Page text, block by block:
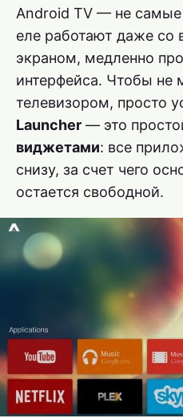
Android TV — не
еле работают даже со
экраном, медленно
интерфейса. Чтобы не
телевизором, просто
Launcher — это
виджетами: все
снизу, за счет чего
остается свободной.